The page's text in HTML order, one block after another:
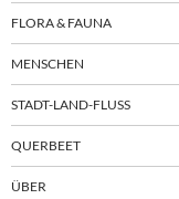
FLORA & FAUNA
MENSCHEN
STADT-LAND-FLUSS
QUERBEET
ÜBER